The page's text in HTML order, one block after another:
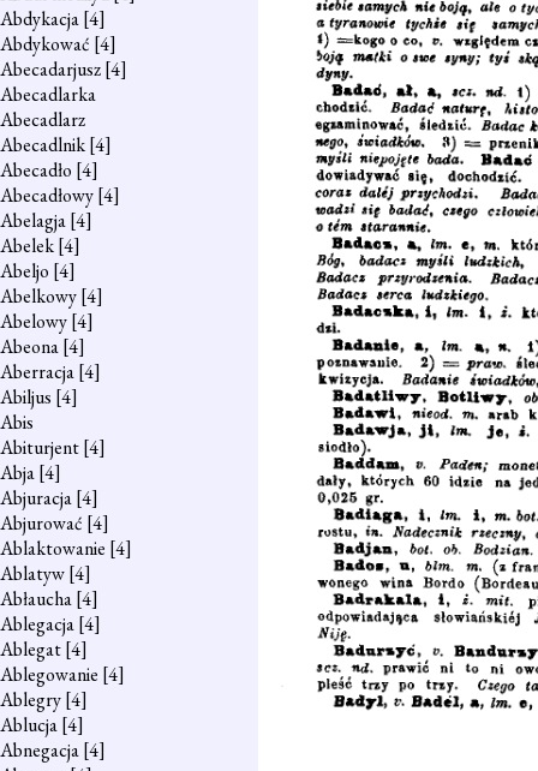
Abdykacja[4]
Abdykować [4]
Abecadarjusz[4]
Abecadlarka
Abecadlarz
Abecadlnik[4]
Abecadło [4]
Abecadłowy[4]
Abelagja[4]
Abelek[4]
Abeljo [4]
Abelkowy[4]
Abelowy[4]
Abeona[4]
Aberracja[4]
Abiljus [4]
Abis
Abiturjent[4]
Abja[4]
Abjuracja[4]
Abjurować [4]
Ablaktowanie [4]
Ablatyw[4]
Abłaucha[4]
Ablegacja[4]
Ablegat[4]
Ablegowanie [4]
Ablegry[4]
Ablucja[4]
Abnegacja[4]